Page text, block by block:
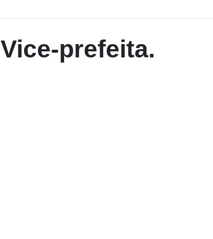
Vice-prefeita.